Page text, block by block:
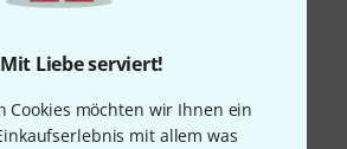
Mit Liebe serviert!
Cookies möchten wir Ihnen ein
mit allem was